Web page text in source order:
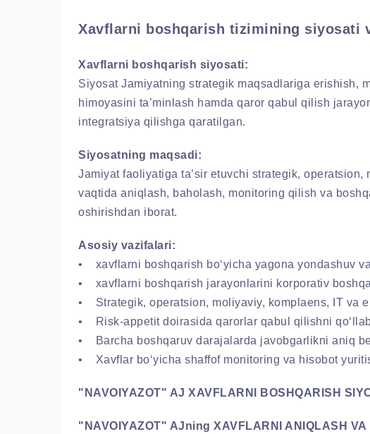
Xavflarni boshqarish tizimining siyosati
Xavflarni boshqarish siyosati:
Siyosat Jamiyatning strategik maqsadlariga erishish,
himoyasini ta’minlash hamda qaror qabul qilish
integratsiya qilishga qaratilgan.
Siyosatning maqsadi:
Jamiyat faoliyatiga ta’sir etuvchi strategik, operatsion,
vaqtida aniqlash, baholash, monitoring qilish va
oshirishdan iborat.
Asosiy vazifalari:
• xavflarni boshqarish bo‘yicha yagona yondashuv
• xavflarni boshqarish jarayonlarini korporativ
• Strategik, operatsion, moliyaviy, komplaens, IT va
• Risk-appetit doirasida qarorlar qabul qilishni
• Barcha boshqaruv darajalarda javobgarlikni aniq
• Xavflar bo‘yicha shaffof monitoring va hisobot
"NAVOIYAZOT" AJ XAVFLARNI BOSHQARISH
"NAVOIYAZOT" AJning XAVFLARNI ANIQLASH VA